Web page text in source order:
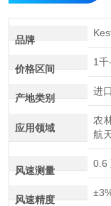
品牌
价格区间
1
产地类别
进口
应用领域
农
航
风速测量
0.6
风速精度